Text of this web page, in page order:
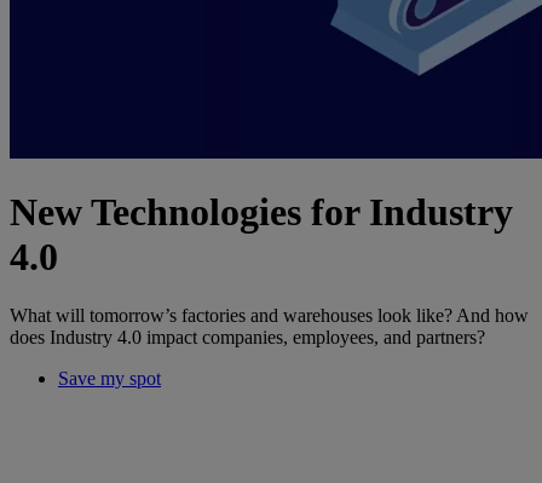
New Technologies for Industry
4.0
What will tomorrow’s factories and warehouses look like? And how
does Industry 4.0 impact companies, employees, and partners?
Save my spot